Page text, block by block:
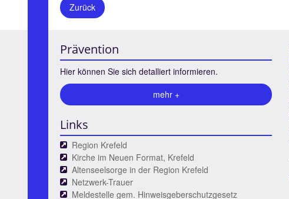
Zurück
Prävention
Hier können Sie sich detalliert informieren.
mehr +
Links
Region Krefeld
Kirche im Neuen Format, Krefeld
Altenseelsorge in der Region Krefeld
Netzwerk-Trauer
Meldestelle gem. Hinweisgeberschutzgesetz